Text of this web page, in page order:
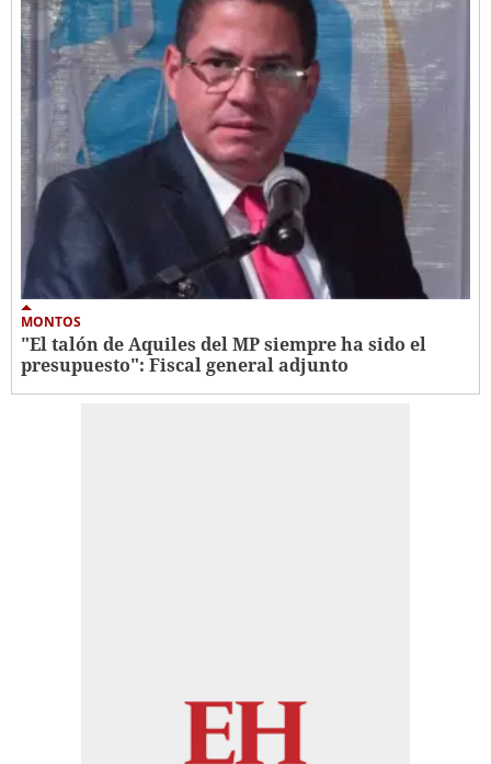
MONTOS
"El talón de Aquiles del MP siempre ha sido el
presupuesto": Fiscal general adjunto